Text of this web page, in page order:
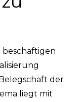
der
liegt mit